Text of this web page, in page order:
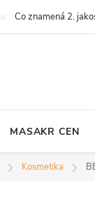
Co znamená 2.
MASAKR CEN
Kosmetika